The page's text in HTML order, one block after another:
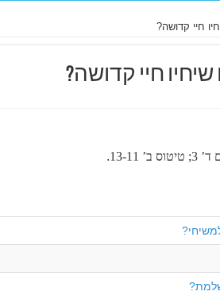
חיי קדושה?
חיי קדושה?
11
.